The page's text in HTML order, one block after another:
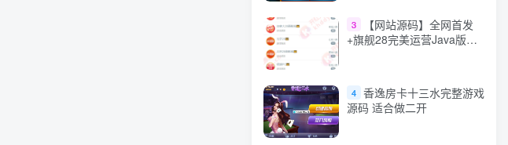
3
【网站源码】全网首发
+旗舰28完美运营Java版高
4 香逸房卡十三水完整游戏
源码 适合做二开